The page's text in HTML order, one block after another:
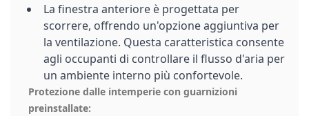
La finestra anteriore è progettata per
scorrere, offrendo un'opzione aggiuntiva per
la ventilazione. Questa caratteristica consente
agli occupanti di controllare il flusso d'aria per
un ambiente interno più confortevole.
Protezione dalle intemperie con guarnizioni
preinstallate: